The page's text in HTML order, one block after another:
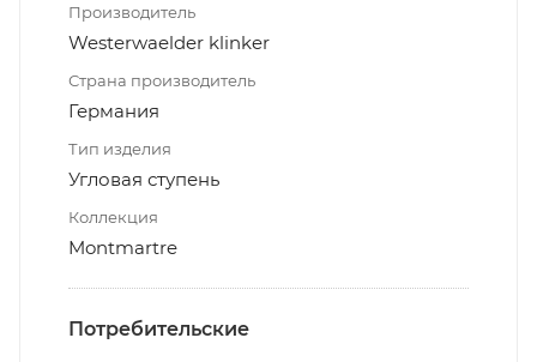
Производитель
Westerwaelder klinker
Страна производитель
Германия
Тип изделия
Угловая ступень
Коллекция
Montmartre
Потребительские